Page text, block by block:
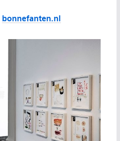
bonnefanten.nl